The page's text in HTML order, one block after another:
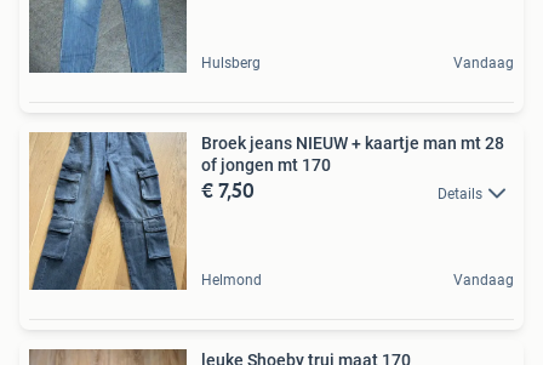
Hulsberg Vandaag
Broek jeans NIEUW + kaartje man mt 28
of jongen mt 170
€ 7,50 Details
Helmond Vandaag
leuke Shoeby trui maat 170